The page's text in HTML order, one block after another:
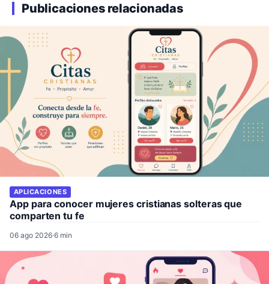
Publicaciones relacionadas
APLICACIONES
App para conocer mujeres cristianas solteras que
comparten tu fe
06 ago 2026·6 min